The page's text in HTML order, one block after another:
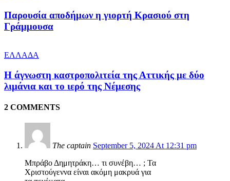
Παρουσία αποδήμων η γιορτή Κρασιού στη
Γράμμουσα
ΕΛΛΑΔΑ
Η άγνωστη καστροπολιτεία της Αττικής με δύο
λιμάνια και το ιερό της Νέμεσης
2 COMMENTS
The captain September 5, 2024 At 12:31 pm
Μπράβο Δημητράκη… τι συνέβη… ; Τα
Χριστούγεννα είναι ακόμη μακρυά για